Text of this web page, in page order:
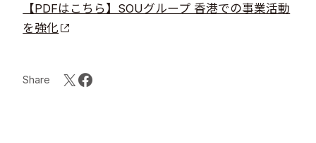
【PDFはこちら】SOUグループ 香港での事業活動
を強化
Share